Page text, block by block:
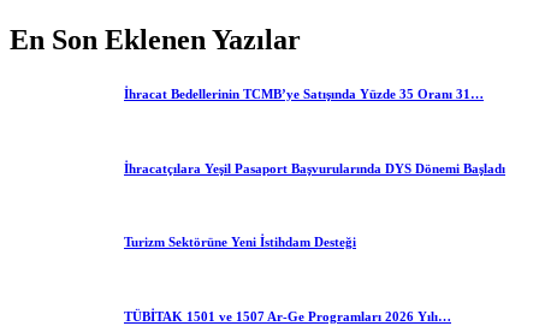
En Son Eklenen Yazılar
İhracat Bedellerinin TCMB’ye Satışında Yüzde 35 Oranı 31…
İhracatçılara Yeşil Pasaport Başvurularında DYS Dönemi Başladı
Turizm Sektörüne Yeni İstihdam Desteği
TÜBİTAK 1501 ve 1507 Ar-Ge Programları 2026 Yılı…